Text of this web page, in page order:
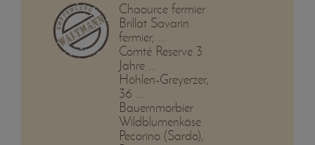
Chaource fermier
Brillat Savarin
fermier, ...
Comté Reserve 3
Jahre ...
Höhlen-Greyerzer,
36 ...
Bauernmorbier
Wildblumenkäse
Pecorino (Sardo),